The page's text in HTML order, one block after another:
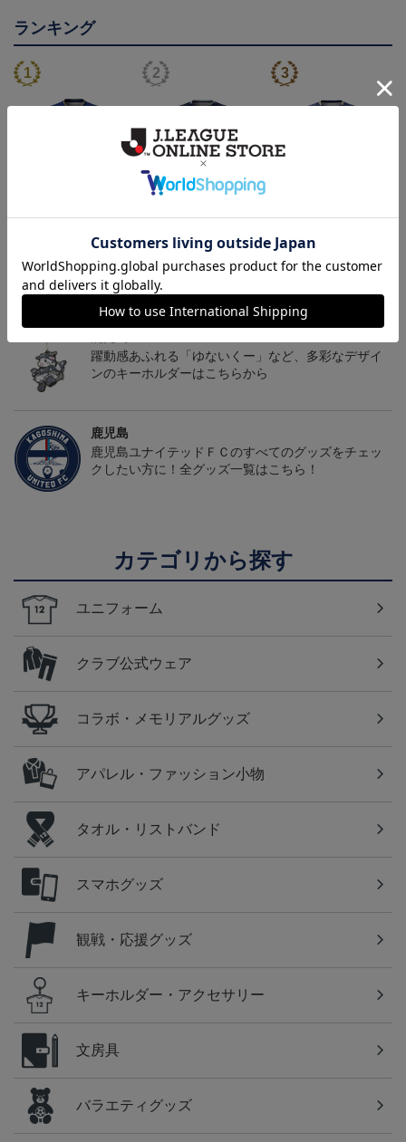
ランキング
ニフォーム（FP1st）
13,200円～17,600円
け】2025オーセンティッ
クユニフォーム FP1st
8,800円
田J2・J3百年構想リーグ
オーセンティックユニフ
ォーム（FP1st）
13,200円
トピックス
躍動感あふれる「ゆないくー」など、多彩なデザイ
ンのキーホルダーはこちらから
鹿児島
鹿児島ユナイテッドＦＣのすべてのグッズをチェッ
クしたい方に！全グッズ一覧はこちら！
カテゴリから探す
ユニフォーム
クラブ公式ウェア
コラボ・メモリアルグッズ
アパレル・ファッション小物
タオル・リストバンド
スマホグッズ
観戦・応援グッズ
キーホルダー・アクセサリー
文房具
バラエティグッズ